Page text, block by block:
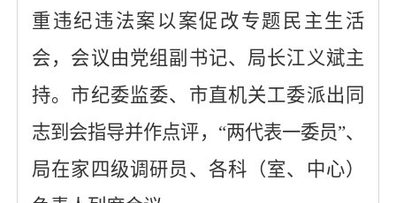
重违纪违法案以案促改专题民主生活
会，会议由党组副书记、局长江义斌主
持。市纪委监委、市直机关工委派出同
志到会指导并作点评，“两代表一委员”、
局在家四级调研员、各科（室、中心）